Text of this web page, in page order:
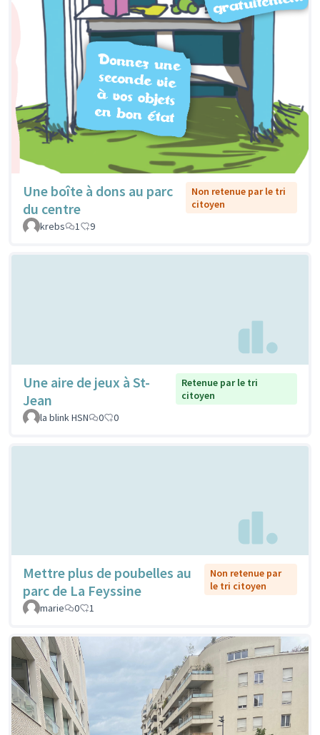
Une boîte à dons au parc
du centre
Non retenue par le tri
citoyen
krebs
1 9
Une aire de jeux à St-
Jean
Retenue par le tri
citoyen
la blink HSN
0 0
Mettre plus de poubelles au
parc de La Feyssine
Non retenue par
le tri citoyen
marie
0 1